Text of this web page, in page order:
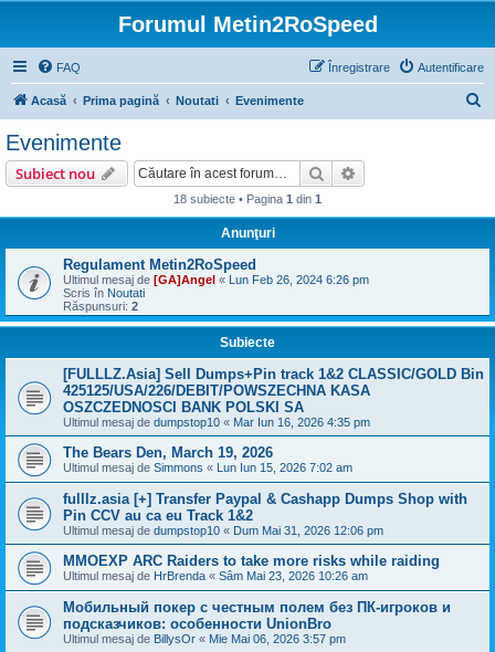
Forumul Metin2RoSpeed
FAQ Autentificare
Înregistrare
Acasă Prima pagină Noutati Evenimente
Evenimente
Subiect nou Căutare
18 subiecte • Pagina 1 din 1
Anunţuri
Regulament Metin2RoSpeed
Ultimul mesaj de [GA]Angel « Lun Feb 26, 2024 6:26 pm
Scris în Noutati
Răspunsuri: 2
Subiecte
[FULLLZ.Asia] Sell Dumps+Pin track 1&2 CLASSIC/GOLD Bin
425125/USA/226/DEBIT/POWSZECHNA KASA
OSZCZEDNOSCI BANK POLSKI SA
Ultimul mesaj de dumpstop10 « Mar Iun 16, 2026 4:35 pm
The Bears Den, March 19, 2026
Ultimul mesaj de Simmons « Lun Iun 15, 2026 7:02 am
fulllz.asia [+] Transfer Paypal & Cashapp Dumps Shop with
Pin CCV au ca eu Track 1&2
Ultimul mesaj de dumpstop10 « Dum Mai 31, 2026 12:06 pm
MMOEXP ARC Raiders to take more risks while raiding
Ultimul mesaj de HrBrenda « Sâm Mai 23, 2026 10:26 am
Мобильный покер с честным полем без ПК-игроков и
подсказчиков: особенности UnionBro
Ultimul mesaj de BillysOr « Mie Mai 06, 2026 3:57 pm